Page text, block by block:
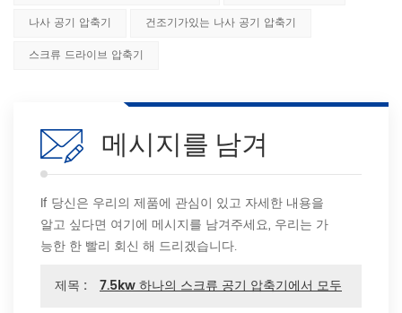
나사 공기 압축기
건조기가있는 나사 공기 압축기
스크류 드라이브 압축기
메시지를 남겨
If 당신은 우리의 제품에 관심이 있고 자세한 내용을
알고 싶다면 여기에 메시지를 남겨주세요, 우리는 가
능한 한 빨리 회신 해 드리겠습니다.
제목 :
7.5kw 하나의 스크류 공기 압축기에서 모두